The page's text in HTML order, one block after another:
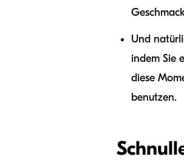
Und
indem Sie
diese
benutzen.